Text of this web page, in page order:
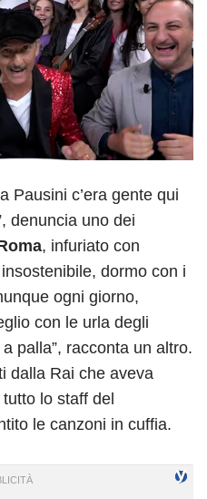
Pausini c’era gente qui
denuncia uno dei
, infuriato con
dormo con i
ogni giorno,
con le urla degli
palla”, racconta un altro.
dalla Rai che aveva
lo staff del
le canzoni in cuffia.